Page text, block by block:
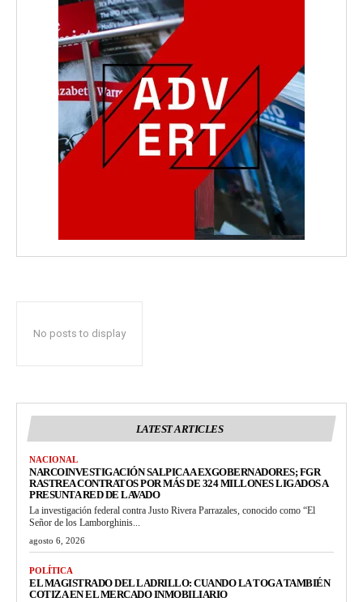
No posts to display
LATEST ARTICLES
NACIONAL
NARCOINVESTIGACIÓN SALPICA A EXGOBERNADORES; FGR
RASTREA CONTRATOS POR MÁS DE 324 MILLONES LIGADOS A
PRESUNTA RED DE LAVADO
La investigación federal contra Justo Rivera Parrazales, conocido como “El
Señor de los Lamborghinis...
agosto 6, 2026
POLÍTICA
EL MAGISTRADO DEL LADRILLO: CUANDO LA TOGA TAMBIÉN
COTIZA EN EL MERCADO INMOBILIARIO